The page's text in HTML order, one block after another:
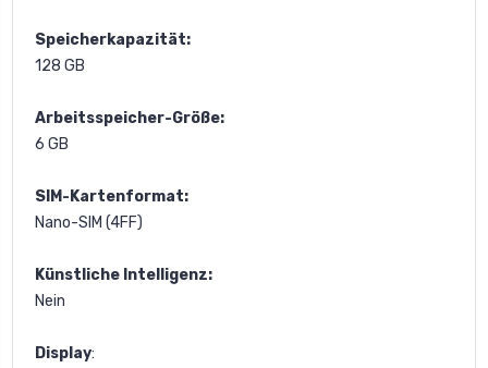
Speicherkapazität:
128 GB
Arbeitsspeicher-Größe:
6 GB
SIM-Kartenformat:
Nano-SIM (4FF)
Künstliche Intelligenz:
Nein
Display: